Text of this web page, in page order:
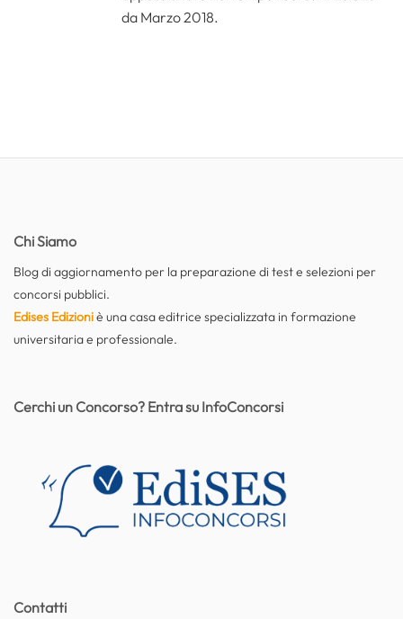
da Marzo 2018.
Chi Siamo
Blog di aggiornamento per la preparazione di test e selezioni per
concorsi pubblici.
Edises Edizioniè una casa editrice specializzata in formazione
universitaria e professionale.
Contatti
Cerchi un Concorso? Entra su InfoConcorsi